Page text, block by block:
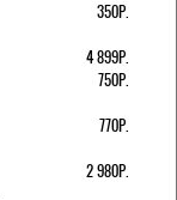
350Р.
4 899Р.
750Р.
770Р.
2 980Р.